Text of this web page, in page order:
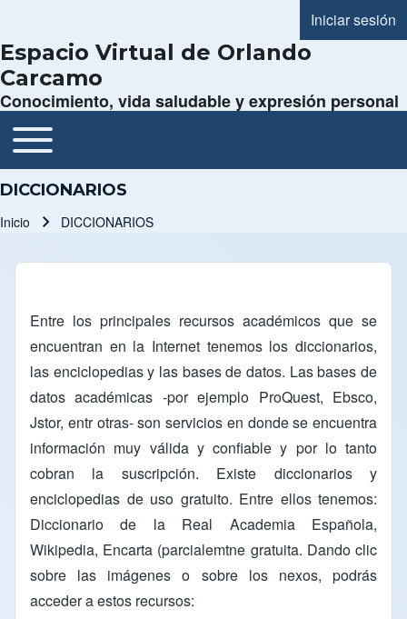
Menú de
Iniciar sesión
Espacio Virtual de Orlando
Carcamo
Conocimiento, vida saludable y expresión personal
Navegación principal
Toggle main menu
DICCIONARIOS
Inicio DICCIONARIOS
Entre los principales recursos académicos que se
encuentran en la Internet tenemos los diccionarios,
las enciclopedias y las bases de datos. Las bases de
datos académicas -por ejemplo ProQuest, Ebsco,
Jstor, entr otras- son servicios en donde se encuentra
información muy válida y confiable y por lo tanto
cobran la suscripción. Existe diccionarios y
enciclopedias de uso gratuito. Entre ellos tenemos:
Diccionario de la Real Academia Española,
Wikipedia, Encarta (parcialemtne gratuita. Dando clic
sobre las imágenes o sobre los nexos, podrás
acceder a estos recursos: